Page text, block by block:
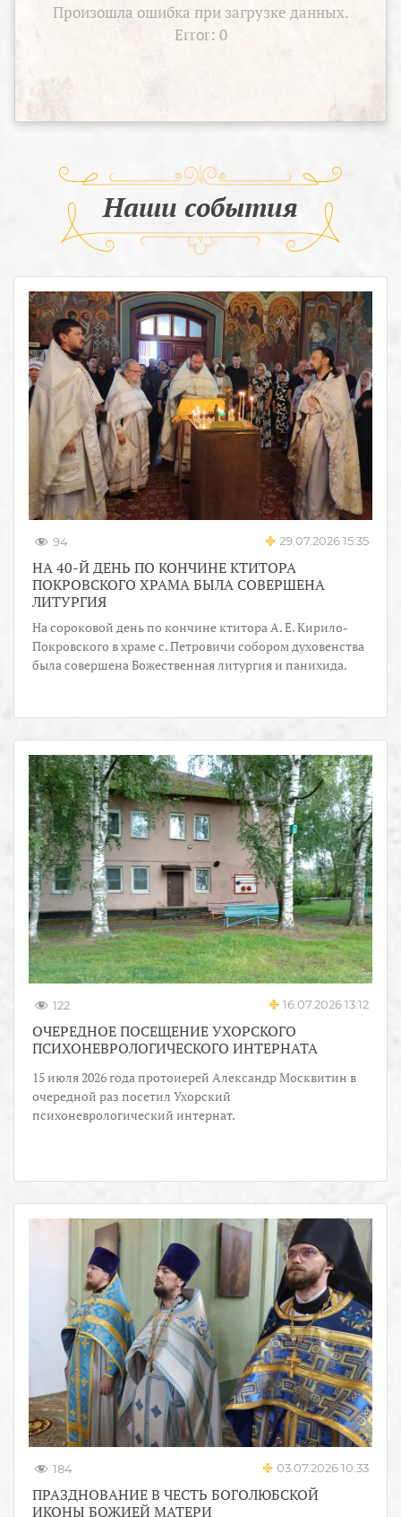
Произошла ошибка при загрузке данных.
Error: 0
Наши события
94 29.07.2026 15:35
НА 40-Й ДЕНЬ ПО КОНЧИНЕ КТИТОРА
ПОКРОВСКОГО ХРАМА БЫЛА СОВЕРШЕНА
ЛИТУРГИЯ
На сороковой день по кончине ктитора А. Е. Кирило-
Покровского в храме с. Петровичи собором духовенства
была совершена Божественная литургия и панихида.
122 16.07.2026 13:12
ОЧЕРЕДНОЕ ПОСЕЩЕНИЕ УХОРСКОГО
ПСИХОНЕВРОЛОГИЧЕСКОГО ИНТЕРНАТА
15 июля 2026 года протоиерей Александр Москвитин в
очередной раз посетил Ухорский
психоневрологический интернат.
184 03.07.2026 10:33
ПРАЗДНОВАНИЕ В ЧЕСТЬ БОГОЛЮБСКОЙ
ИКОНЫ БОЖИЕЙ МАТЕРИ